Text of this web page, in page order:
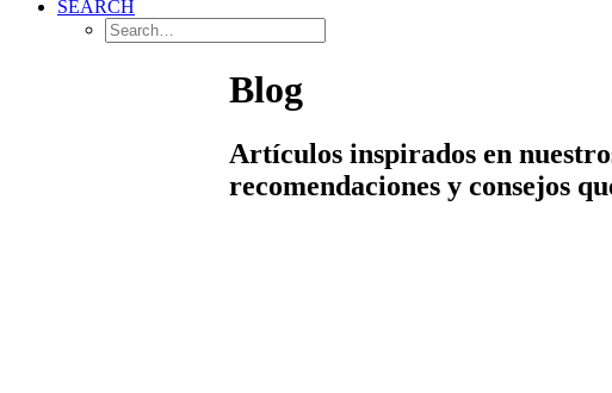
SEARCH
Blog
Artículos inspirados en
recomendaciones y consejos